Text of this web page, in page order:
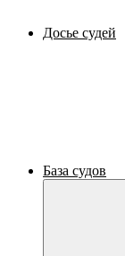
Досье судей
База судов